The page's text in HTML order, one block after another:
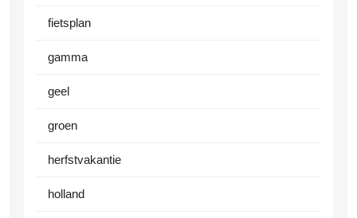
fietsplan
gamma
geel
groen
herfstvakantie
holland